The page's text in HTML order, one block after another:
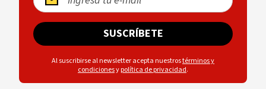
SUSCRÍBETE
Al suscribirse al newsletter acepta nuestrostérminos y
condicionesypolítica de privacidad.